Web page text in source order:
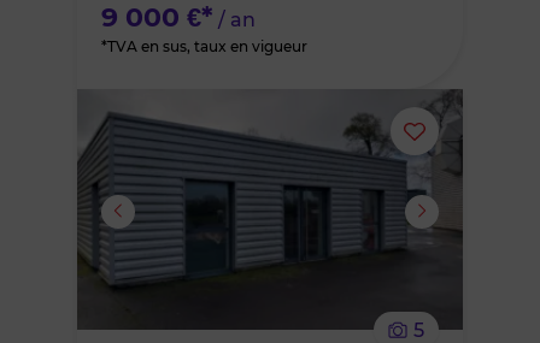
9 000 €* / an
*TVA en sus, taux en vigueur
Ajouter
ou
supprimer
5